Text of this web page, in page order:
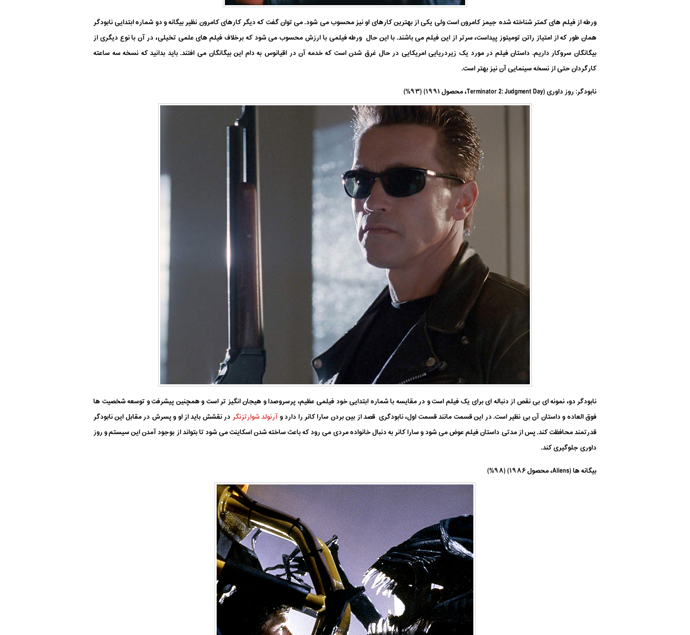
ورطه از فیلم های کمتر شناخته شده جیمز کامرون است ولی یکی از بهترین کارهای او نیز محسوب می شود. می توان گفت که دیگر کارهای کامرون نظیر بیگانه و دو شماره ابتدایی نابودگر
همان طور که از امتیاز راتن تومیتوز پیداست، سرتر از این فیلم می باشند. با این حال ورطه فیلمی با ارزش محسوب می شود که برخلاف فیلم های علمی تخیلی، در آن با نوع دیگری از
بیگانگان سروکار داریم. داستان فیلم در مورد یک زیردریایی امریکایی در حال غرق شدن است که خدمه آن در اقیانوس به دام این بیگانگان می افتند. باید بدانید که نسخه سه ساعته
کارگردان حتی از نسخه سینمایی آن نیز بهتر است.
نابودگر: روز داوری (Terminator 2: Judgment Day، محصول ۱۹۹۱) (۹۳%)
نابودگر دو، نمونه ای بی نقص از دنباله ای برای یک فیلم است و در مقایسه با شماره ابتدایی خود فیلمی عظیم، پرسروصدا و هیجان انگیز تر است و همچنین پیشرفت و توسعه شخصیت ها
فوق العاده و داستان آن بی نظیر است. در این قسمت مانند قسمت اول، نابودگری قصد از بین بردن سارا کانر را دارد وآرنولد شوارتزنگر در نقشش باید از او و پسرش در مقابل این نابودگر
قدرتمند محافظت کند. پس از مدتی داستان فیلم عوض می شود و سارا کانر به دنبال خانواده مردی می رود که باعث ساخته شدن اسکاینت می شود تا بتواند از بوجود آمدن این سیستم و روز
داوری جلوگیری کند.
بیگانه ها (Aliens، محصول ۱۹۸۶) (۹۸%)